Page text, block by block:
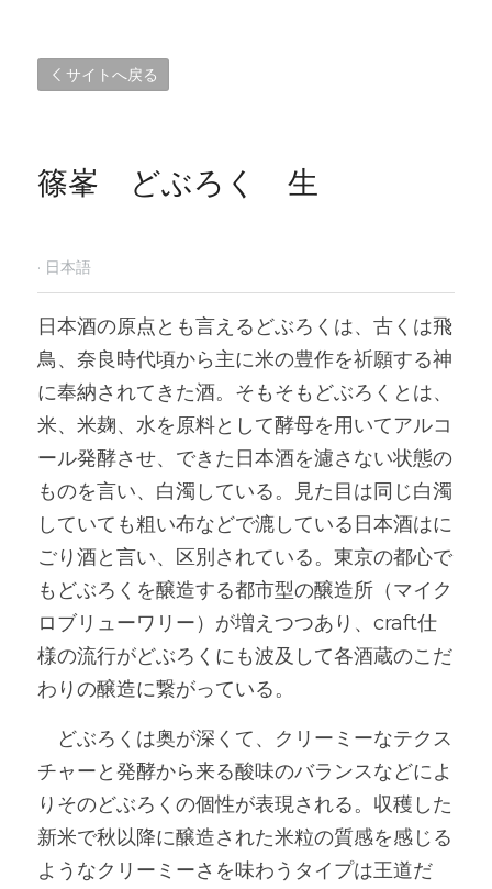
サイトへ戻る
篠峯　どぶろく　生
· 日本語
日本酒の原点とも言えるどぶろくは、古くは飛
鳥、奈良時代頃から主に米の豊作を祈願する神
に奉納されてきた酒。そもそもどぶろくとは、
米、米麹、水を原料として酵母を用いてアルコ
ール発酵させ、できた日本酒を濾さない状態の
ものを言い、白濁している。見た目は同じ白濁
していても粗い布などで漉している日本酒はに
ごり酒と言い、区別されている。東京の都心で
もどぶろくを醸造する都市型の醸造所（マイク
ロブリューワリー）が増えつつあり、craft仕
様の流行がどぶろくにも波及して各酒蔵のこだ
わりの醸造に繋がっている。
どぶろくは奥が深くて、クリーミーなテクス
チャーと発酵から来る酸味のバランスなどによ
りそのどぶろくの個性が表現される。収穫した
新米で秋以降に醸造された米粒の質感を感じる
ようなクリーミーさを味わうタイプは王道だ